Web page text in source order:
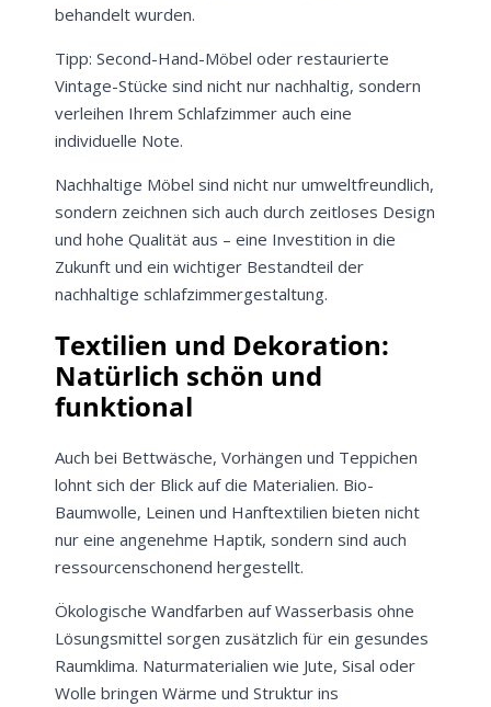
behandelt wurden.
Tipp: Second-Hand-Möbel oder restaurierte
Vintage-Stücke sind nicht nur nachhaltig, sondern
verleihen Ihrem Schlafzimmer auch eine
individuelle Note.
Nachhaltige Möbel sind nicht nur umweltfreundlich,
sondern zeichnen sich auch durch zeitloses Design
und hohe Qualität aus – eine Investition in die
Zukunft und ein wichtiger Bestandteil der
nachhaltige schlafzimmergestaltung.
Textilien und Dekoration:
Natürlich schön und
funktional
Auch bei Bettwäsche, Vorhängen und Teppichen
lohnt sich der Blick auf die Materialien. Bio-
Baumwolle, Leinen und Hanftextilien bieten nicht
nur eine angenehme Haptik, sondern sind auch
ressourcenschonend hergestellt.
Ökologische Wandfarben auf Wasserbasis ohne
Lösungsmittel sorgen zusätzlich für ein gesundes
Raumklima. Naturmaterialien wie Jute, Sisal oder
Wolle bringen Wärme und Struktur ins